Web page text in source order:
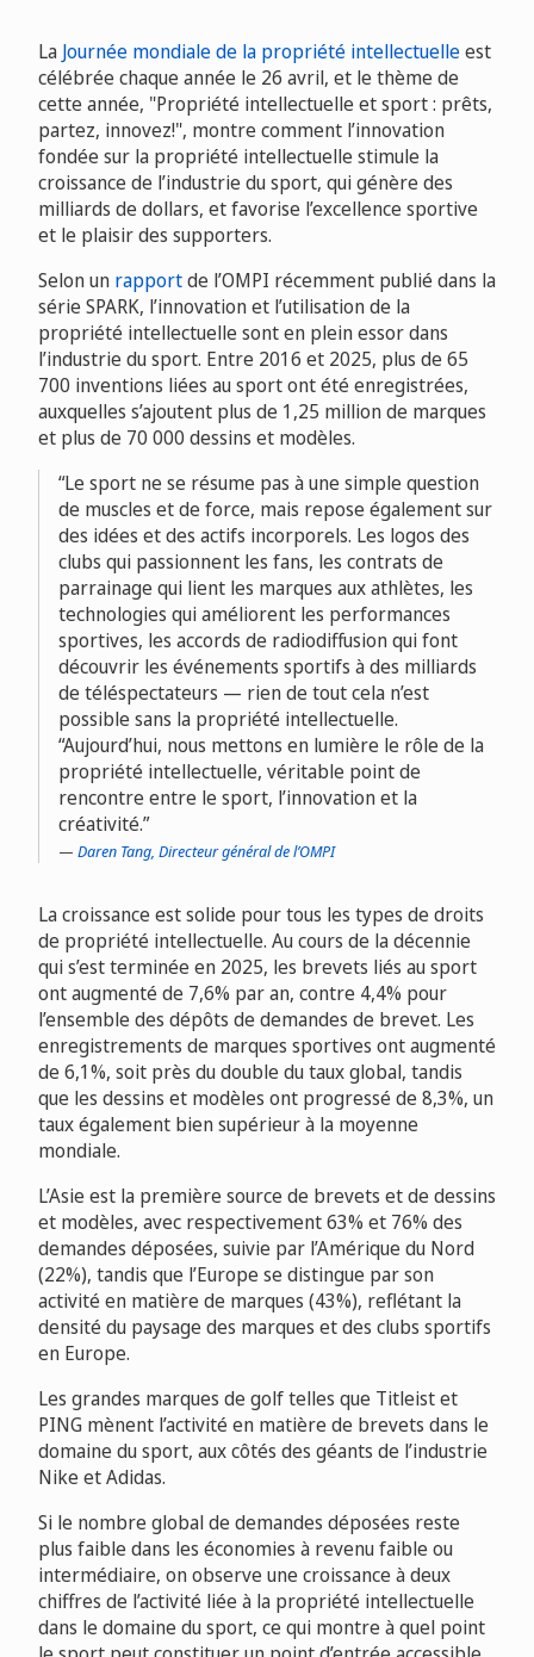
La Journée mondiale de la propriété intellectuelleest
célébrée chaque année le 26 avril, et le thème de
cette année, "Propriété intellectuelle et sport : prêts,
partez, innovez!", montre comment l’innovation
fondée sur la propriété intellectuelle stimule la
croissance de l’industrie du sport, qui génère des
milliards de dollars, et favorise l’excellence sportive
et le plaisir des supporters.
Selon un rapportde l’OMPI récemment publié dans la
série SPARK, l’innovation et l’utilisation de la
propriété intellectuelle sont en plein essor dans
l’industrie du sport. Entre 2016 et 2025, plus de 65
700 inventions liées au sport ont été enregistrées,
auxquelles s’ajoutent plus de 1,25 million de marques
et plus de 70 000 dessins et modèles.
Le sport ne se résume pas à une simple question
de muscles et de force, mais repose également sur
des idées et des actifs incorporels. Les logos des
clubs qui passionnent les fans, les contrats de
parrainage qui lient les marques aux athlètes, les
technologies qui améliorent les performances
sportives, les accords de radiodiffusion qui font
découvrir les événements sportifs à des milliards
de téléspectateurs — rien de tout cela n’est
possible sans la propriété intellectuelle.
“Aujourd’hui, nous mettons en lumière le rôle de la
propriété intellectuelle, véritable point de
rencontre entre le sport, l’innovation et la
créativité.
Daren Tang, Directeur général de l’OMPI
La croissance est solide pour tous les types de droits
de propriété intellectuelle. Au cours de la décennie
qui s’est terminée en 2025, les brevets liés au sport
ont augmenté de 7,6% par an, contre 4,4% pour
l’ensemble des dépôts de demandes de brevet. Les
enregistrements de marques sportives ont augmenté
de 6,1%, soit près du double du taux global, tandis
que les dessins et modèles ont progressé de 8,3%, un
taux également bien supérieur à la moyenne
mondiale.
L’Asie est la première source de brevets et de dessins
et modèles, avec respectivement 63% et 76% des
demandes déposées, suivie par l’Amérique du Nord
(22%), tandis que l’Europe se distingue par son
activité en matière de marques (43%), reflétant la
densité du paysage des marques et des clubs sportifs
en Europe.
Les grandes marques de golf telles que Titleist et
PING mènent l’activité en matière de brevets dans le
domaine du sport, aux côtés des géants de l’industrie
Nike et Adidas.
Si le nombre global de demandes déposées reste
plus faible dans les économies à revenu faible ou
intermédiaire, on observe une croissance à deux
chiffres de l’activité liée à la propriété intellectuelle
dans le domaine du sport, ce qui montre à quel point